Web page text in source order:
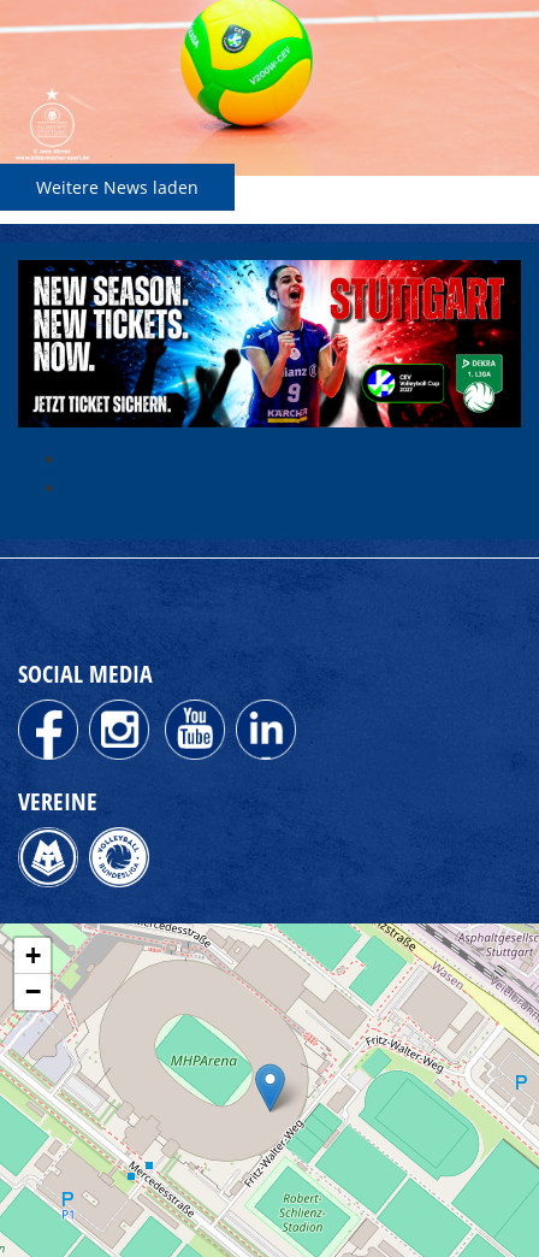
Weitere News laden
SOCIAL MEDIA
VEREINE
+
−